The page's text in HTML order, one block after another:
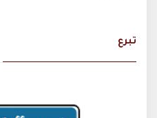
تبرع